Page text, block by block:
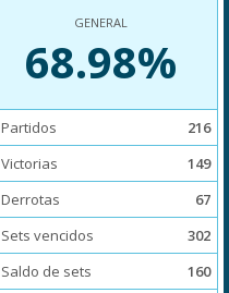
GENERAL
68.98%
Partidos
216
Victorias
149
Derrotas
67
Sets vencidos
302
Saldo de sets
160